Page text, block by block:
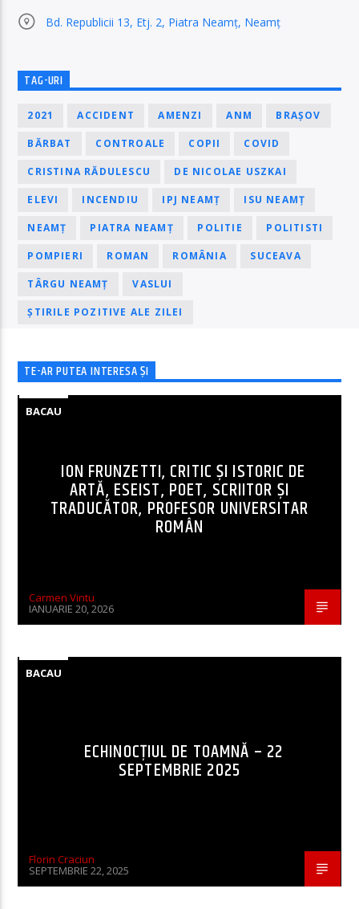
Bd. Republicii 13, Etj. 2, Piatra Neamț, Neamț
TAG-URI
2021 ACCIDENT AMENZI ANM BRAȘOV
BĂRBAT CONTROALE COPII COVID
CRISTINA RĂDULESCU DE NICOLAE USZKAI
ELEVI INCENDIU IPJ NEAMȚ ISU NEAMȚ
NEAMȚ PIATRA NEAMȚ POLITIE POLITISTI
POMPIERI ROMAN ROMÂNIA SUCEAVA
TÂRGU NEAMȚ VASLUI
ȘTIRILE POZITIVE ALE ZILEI
TE-AR PUTEA INTERESA ȘI
BACAU
ION FRUNZETTI, CRITIC ȘI ISTORIC DE
ARTĂ, ESEIST, POET, SCRIITOR ȘI
TRADUCĂTOR, PROFESOR UNIVERSITAR
ROMÂN
Carmen Vintu
IANUARIE 20, 2026
BACAU
ECHINOCȚIUL DE TOAMNĂ – 22
SEPTEMBRIE 2025
Florin Craciun
SEPTEMBRIE 22, 2025